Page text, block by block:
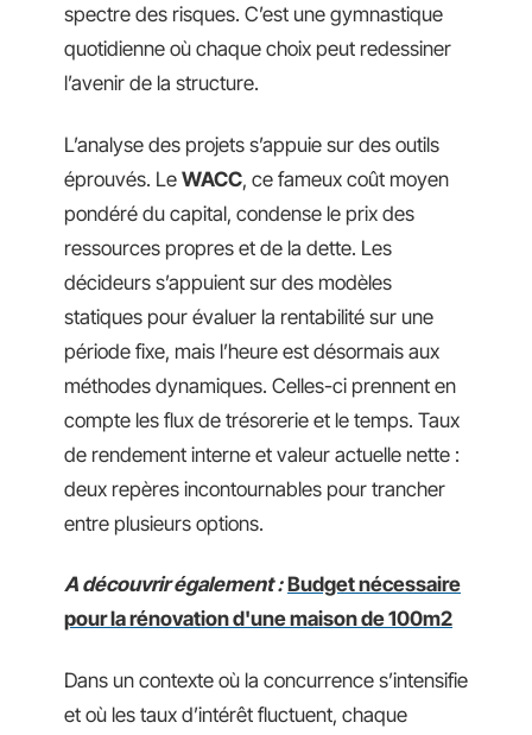
spectre des risques. C’est une gymnastique
quotidienne où chaque choix peut redessiner
l’avenir de la structure.
L’analyse des projets s’appuie sur des outils
éprouvés. Le WACC, ce fameux coût moyen
pondéré du capital, condense le prix des
ressources propres et de la dette. Les
décideurs s’appuient sur des modèles
statiques pour évaluer la rentabilité sur une
période fixe, mais l’heure est désormais aux
méthodes dynamiques. Celles-ci prennent en
compte les flux de trésorerie et le temps. Taux
de rendement interne et valeur actuelle nette :
deux repères incontournables pour trancher
entre plusieurs options.
A découvrir également : Budget nécessaire
pour la rénovation d'une maison de 100m2
Dans un contexte où la concurrence s’intensifie
et où les taux d’intérêt fluctuent, chaque